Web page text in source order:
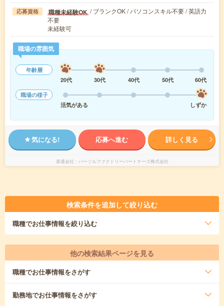
応募資格 職種未経験OK / ブランクOK / パソコンスキル不要 / 英語力
不要
未経験可
職場の雰囲気
年齢層
20代
30代 40代 50代
60代
職場の様子
活気がある
しずか
気になる! 応募へ進む 詳しく見る
派遣会社 パーソルファクトリーパートナーズ株式会社
検索条件を追加して絞り込む
職種でお仕事情報を絞り込む
他の検索結果ページを見る
職種でお仕事情報をさがす
勤務地でお仕事情報をさがす